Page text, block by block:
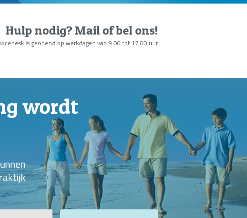
Hulp nodig?Mail of bel ons!
is geopend op werkdagen van 9:00 tot 17:00 uur
wordt